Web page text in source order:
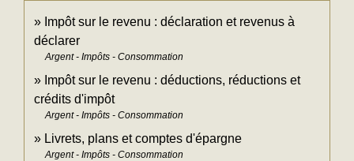
Impôt sur le revenu : déclaration et revenus à
déclarer
Argent - Impôts - Consommation
Impôt sur le revenu : déductions, réductions et
crédits d'impôt
Argent - Impôts - Consommation
Livrets, plans et comptes d'épargne
Argent - Impôts - Consommation